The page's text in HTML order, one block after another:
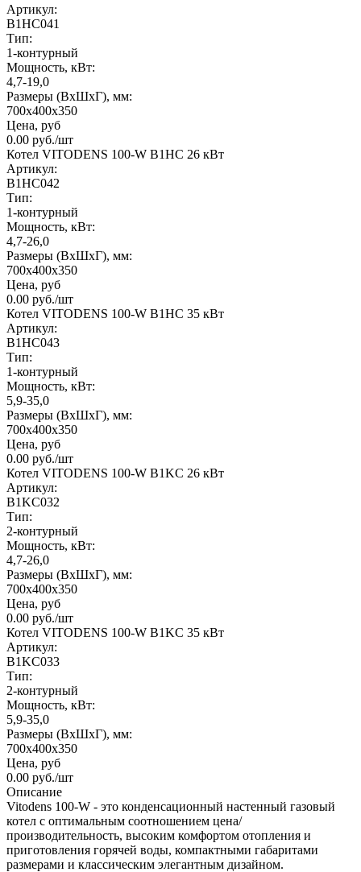
Артикул:
B1HC041
Тип:
1-контурный
Мощность, кВт:
4,7-19,0
Размеры (ВхШхГ), мм:
700х400х350
Цена, руб
0.00 руб./шт
Котел VITODENS 100-W B1HC 26 кВт
Артикул:
B1HC042
Тип:
1-контурный
Мощность, кВт:
4,7-26,0
Размеры (ВхШхГ), мм:
700х400х350
Цена, руб
0.00 руб./шт
Котел VITODENS 100-W B1HC 35 кВт
Артикул:
B1HC043
Тип:
1-контурный
Мощность, кВт:
5,9-35,0
Размеры (ВхШхГ), мм:
700х400х350
Цена, руб
0.00 руб./шт
Котел VITODENS 100-W B1KC 26 кВт
Артикул:
B1KC032
Тип:
2-контурный
Мощность, кВт:
4,7-26,0
Размеры (ВхШхГ), мм:
700х400х350
Цена, руб
0.00 руб./шт
Котел VITODENS 100-W B1KC 35 кВт
Артикул:
B1KC033
Тип:
2-контурный
Мощность, кВт:
5,9-35,0
Размеры (ВхШхГ), мм:
700х400х350
Цена, руб
0.00 руб./шт
Описание
Vitodens 100-W - это конденсационный настенный газовый
котел с оптимальным соотношением цена/
производительность, высоким комфортом отопления и
приготовления горячей воды, компактными габаритами
размерами и классическим элегантным дизайном.